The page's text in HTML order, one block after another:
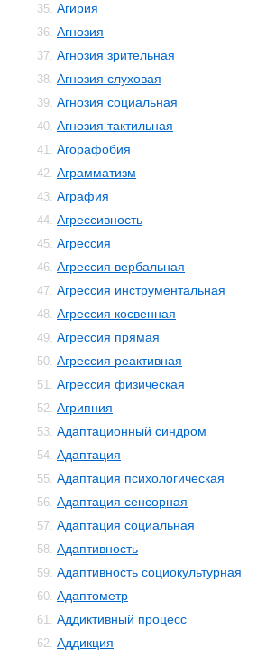
35. Агирия
36. Агнозия
37. Агнозия зрительная
38. Агнозия слуховая
39. Агнозия социальная
40. Агнозия тактильная
41. Агорафобия
42. Аграмматизм
43. Аграфия
44. Агрессивность
45. Агрессия
46. Агрессия вербальная
47. Агрессия инструментальная
48. Агрессия косвенная
49. Агрессия прямая
50. Агрессия реактивная
51. Агрессия физическая
52. Агрипния
53. Адаптационный синдром
54. Адаптация
55. Адаптация психологическая
56. Адаптация сенсорная
57. Адаптация социальная
58. Адаптивность
59. Адаптивность социокультурная
60. Адаптометр
61. Аддиктивный процесс
62. Аддикция